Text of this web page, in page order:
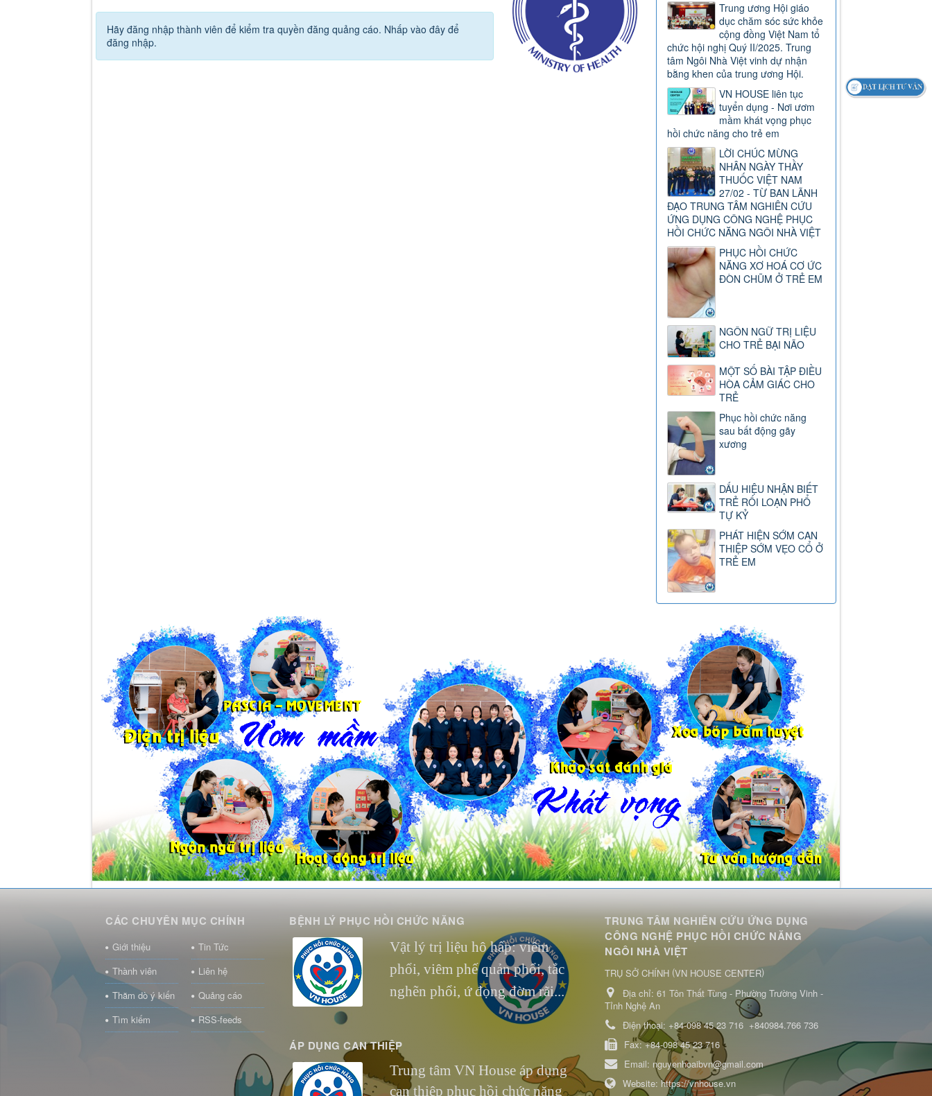
Hãy đăng nhập thành viên để kiểm tra quyền đăng quảng cáo. Nhấp vào đây để
đăng nhập.
Trung ương Hội giáo
dục chăm sóc sức khỏe
cộng đồng Việt Nam tổ
chức hội nghị Quý II/2025. Trung
tâm Ngôi Nhà Việt vinh dự nhận
bằng khen của trung ương Hội.
VN HOUSE liên tục
tuyển dụng - Nơi ươm
mầm khát vọng phục
hồi chức năng cho trẻ em
LỜI CHÚC MỪNG
NHÂN NGÀY THẦY
THUỐC VIỆT NAM
27/02 - TỪ BAN LÃNH
ĐẠO TRUNG TÂM NGHIÊN CỨU
ỨNG DỤNG CÔNG NGHỆ PHỤC
HỒI CHỨC NĂNG NGÔI NHÀ VIỆT
PHỤC HỒI CHỨC
NĂNG XƠ HOÁ CƠ ỨC
ĐÒN CHŨM Ở TRẺ EM
NGÔN NGỮ TRỊ LIỆU
CHO TRẺ BẠI NÃO
MỘT SỐ BÀI TẬP ĐIỀU
HÒA CẢM GIÁC CHO
TRẺ
Phục hồi chức năng
sau bất động gãy
xương
DẤU HIỆU NHẬN BIẾT
TRẺ RỐI LOẠN PHỔ
TỰ KỶ
PHÁT HIỆN SỚM CAN
THIỆP SỚM VẸO CỔ Ở
TRẺ EM
CÁC CHUYÊN MỤC CHÍNH
Giới thiệu
Tin Tức
Thành viên
Liên hệ
Thăm dò ý kiến
Quảng cáo
Tìm kiếm
RSS-feeds
BỆNH LÝ PHỤC HỒI CHỨC NĂNG
Vật lý trị liệu hô hấp: viêm
phổi, viêm phế quản phổi, tắc
nghẽn phổi, ứ đọng đờm rãi...
ÁP DỤNG CAN THIỆP
Trung tâm VN House áp dụng
can thiệp phục hồi chức năng
TRUNG TÂM NGHIÊN CỨU ỨNG DỤNG
CÔNG NGHỆ PHỤC HỒI CHỨC NĂNG
NGÔI NHÀ VIỆT
TRỤ SỞ CHÍNH (VN HOUSE CENTER)
Địa chỉ: 61 Tôn Thất Tùng - Phường Trường Vinh -
Tỉnh Nghệ An
Điện thoại: +84-098 45 23 716 +840984.766 736
Fax:+84-098 45 23 716
Email: nguyenhoaibvn@gmail.com
Website:https://vnhouse.vn